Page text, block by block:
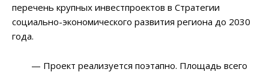
перечень крупных инвестпроектов в Стратегии
социально-экономического развития региона до 2030
года.
— Проект реализуется поэтапно. Площадь всего